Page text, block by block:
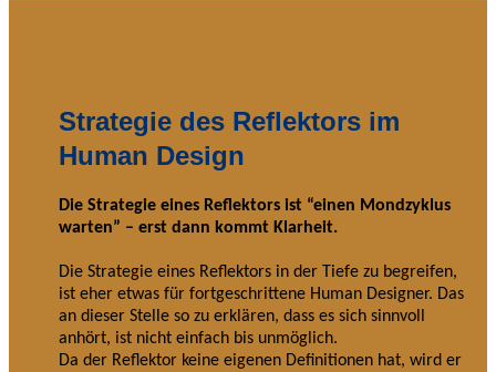
Strategie des Reflektors im
Human Design
Die Strategie eines Reflektors ist “einen Mondzyklus
warten” – erst dann kommt Klarheit.
Die Strategie eines Reflektors in der Tiefe zu begreifen,
ist eher etwas für fortgeschrittene Human Designer. Das
an dieser Stelle so zu erklären, dass es sich sinnvoll
anhört, ist nicht einfach bis unmöglich.
Da der Reflektor keine eigenen Definitionen hat, wird er